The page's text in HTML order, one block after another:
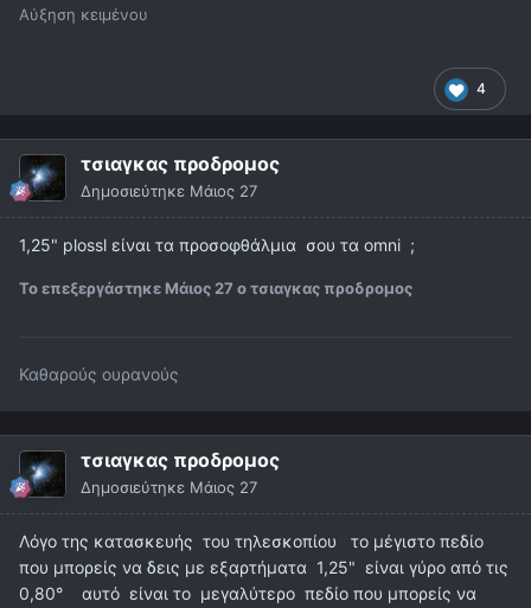
Αύξηση κειμένου
4
τσιαγκας προδρομος
Δημοσιεύτηκε Μάιος 27
1,25" plossl είναι τα προσοφθάλμια σου τα omni ;
Το επεξεργάστηκε Μάιος 27 ο τσιαγκας προδρομος
Καθαρούς ουρανούς
τσιαγκας προδρομος
Δημοσιεύτηκε Μάιος 27
Λόγο της κατασκευής του τηλεσκοπίου το μέγιστο πεδίο
που μπορείς να δεις με εξαρτήματα 1,25" είναι γύρο από τις
0,80° αυτό είναι το μεγαλύτερο πεδίο που μπορείς να